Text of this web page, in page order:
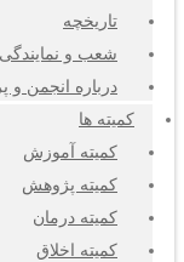
تاریخچه
شعب و
درباره انجمن و
کمیته ها
کمیته آموزش
کمیته پژوهش
کمیته درمان
کمیته اخلاق